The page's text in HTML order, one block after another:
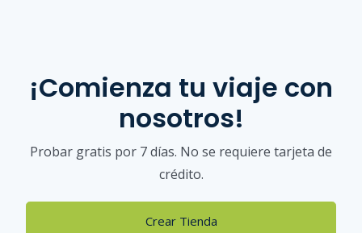
¡Comienza tu viaje con
nosotros!
Probar gratis por 7 días. No se requiere tarjeta de
crédito.
Crear Tienda